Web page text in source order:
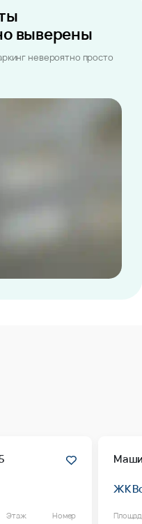
выверены
невероятно просто
Этаж Номер
ЖК